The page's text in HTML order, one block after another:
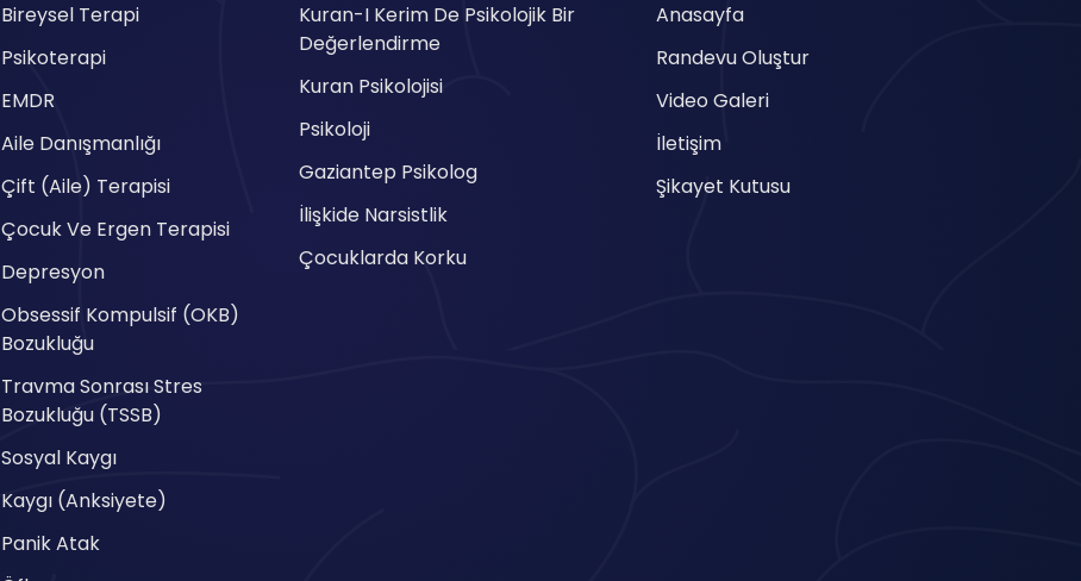
Bireysel Terapi
Psikoterapi
EMDR
Aile Danışmanlığı
Çift (Aile) Terapisi
Çocuk Ve Ergen Terapisi
Depresyon
Obsessif Kompulsif (OKB)
Bozukluğu
Travma Sonrası Stres
Bozukluğu (TSSB)
Sosyal Kaygı
Kaygı (Anksiyete)
Panik Atak
Kuran-I Kerim De Psikolojik Bir
Değerlendirme
Kuran Psikolojisi
Psikoloji
Gaziantep Psikolog
İlişkide Narsistlik
Çocuklarda Korku
Anasayfa
Randevu Oluştur
Video Galeri
İletişim
Şikayet Kutusu